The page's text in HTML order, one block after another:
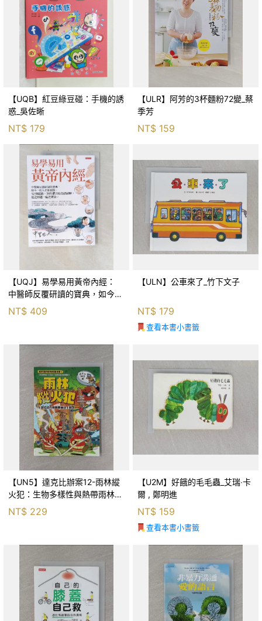
【UQB】紅豆綠豆碰：手機的誘
惑_吳佐晰
NT$ 179
【ULR】阿芳的3杯麵粉72變_蔡
季芳
NT$ 159
【UQJ】易學易用黃帝內經：
中醫師反覆研讀的寶典，如今一
般人也能實踐。12條經絡、365
個穴位白話詳解，經之所過，病
NT$ 409
【ULN】公車來了_竹下文子
NT$ 179
查看本書小書籤
【UN5】達克比辦案12-雨林縱
火犯：生物多樣性與熱帶雨林生
態系_柯智元
NT$ 229
【U2M】好餓的毛毛蟲_艾瑞‧卡
爾 , 鄭明進
NT$ 159
查看本書小書籤